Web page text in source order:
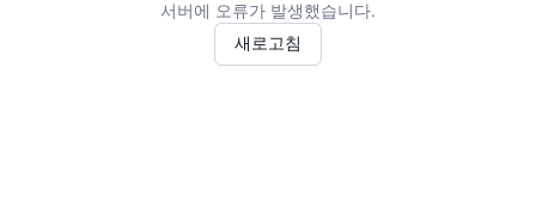
서버에 오류가 발생했습니다.
새로고침